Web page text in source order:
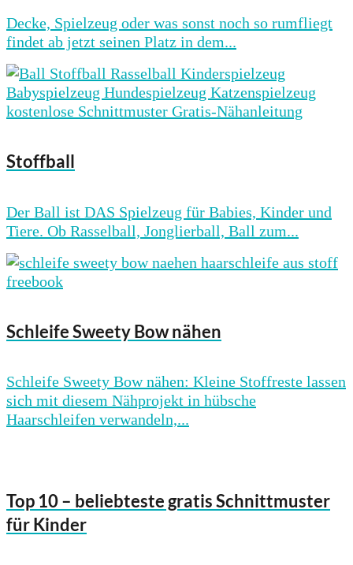
Decke, Spielzeug oder was sonst noch so rumfliegt
findet ab jetzt seinen Platz in dem...
Stoffball
Der Ball ist DAS Spielzeug für Babies, Kinder und
Tiere. Ob Rasselball, Jonglierball, Ball zum...
Schleife Sweety Bow nähen
Schleife Sweety Bow nähen: Kleine Stoffreste lassen
sich mit diesem Nähprojekt in hübsche
Haarschleifen verwandeln,...
Top 10 – beliebteste gratis Schnittmuster
für Kinder